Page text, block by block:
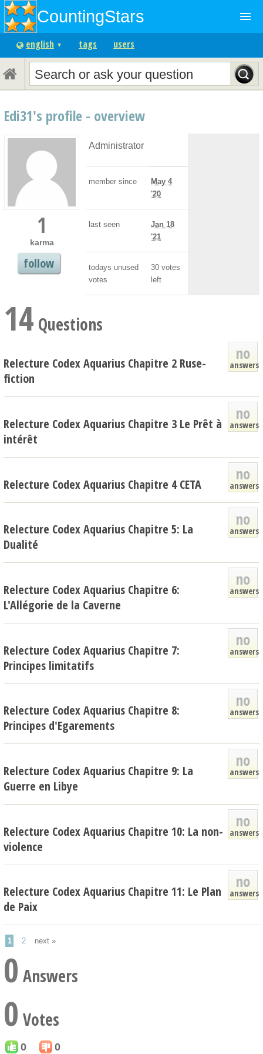
CountingStars menu
english ▼ tags users
Edi31's profile - overview
1
karma
follow
Administrator
member since
May 4
'20
last seen
Jan 18
'21
todays unused
votes
30 votes
left
14 Questions
no
answers
Relecture Codex Aquarius Chapitre 2 Ruse-
fiction
no
answers
Relecture Codex Aquarius Chapitre 3 Le Prêt à
intérêt
no
answers
Relecture Codex Aquarius Chapitre 4 CETA
no
answers
Relecture Codex Aquarius Chapitre 5: La
Dualité
no
answers
Relecture Codex Aquarius Chapitre 6:
L'Allégorie de la Caverne
no
answers
Relecture Codex Aquarius Chapitre 7:
Principes limitatifs
no
answers
Relecture Codex Aquarius Chapitre 8:
Principes d'Egarements
no
answers
Relecture Codex Aquarius Chapitre 9: La
Guerre en Libye
no
answers
Relecture Codex Aquarius Chapitre 10: La non-
violence
no
answers
Relecture Codex Aquarius Chapitre 11: Le Plan
de Paix
1 2 next »
0 Answers
0 Votes
0 0